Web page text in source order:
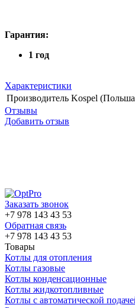
Гарантия:
1 год
Характеристики
Производитель Kospel
Отзывы
Добавить отзыв
Заказать звонок
+7 978 143 43 53
Обратная связь
+7 978 143 43 53
Товары
Котлы для отопления
Котлы газовые
Котлы конденсационные
Котлы жидкотопливные
Котлы с автоматической